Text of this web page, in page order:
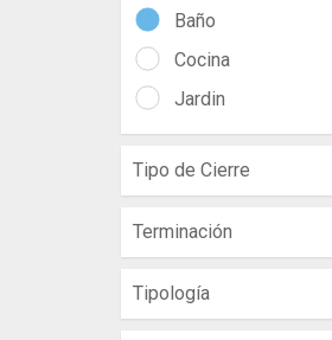
Baño
Cocina
Jardin
Tipo de Cierre
Terminación
Tipología